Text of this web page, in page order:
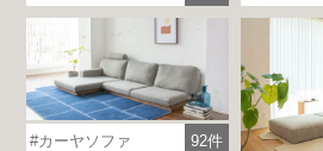
カーヤソファ 92件